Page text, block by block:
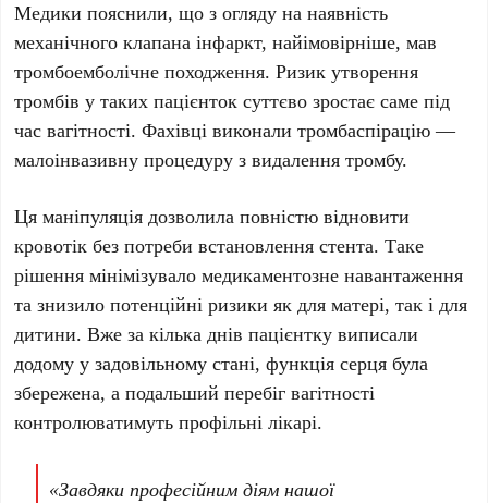
Медики пояснили, що з огляду на наявність
механічного клапана інфаркт, найімовірніше, мав
тромбоемболічне походження. Ризик утворення
тромбів у таких пацієнток суттєво зростає саме під
час вагітності. Фахівці виконалитромбаспірацію—
малоінвазивну процедуру з видалення тромбу.
Ця маніпуляція дозволила повністю відновити
кровотік без потреби встановленнястента. Таке
рішення мінімізувало медикаментозне навантаження
та знизило потенційні ризики як для матері, так і для
дитини. Вже за кілька днів пацієнтку виписали
додому у задовільному стані, функція серця була
збережена, а подальший перебіг вагітності
контролюватимуть профільні лікарі.
«Завдяки професійним діям нашої